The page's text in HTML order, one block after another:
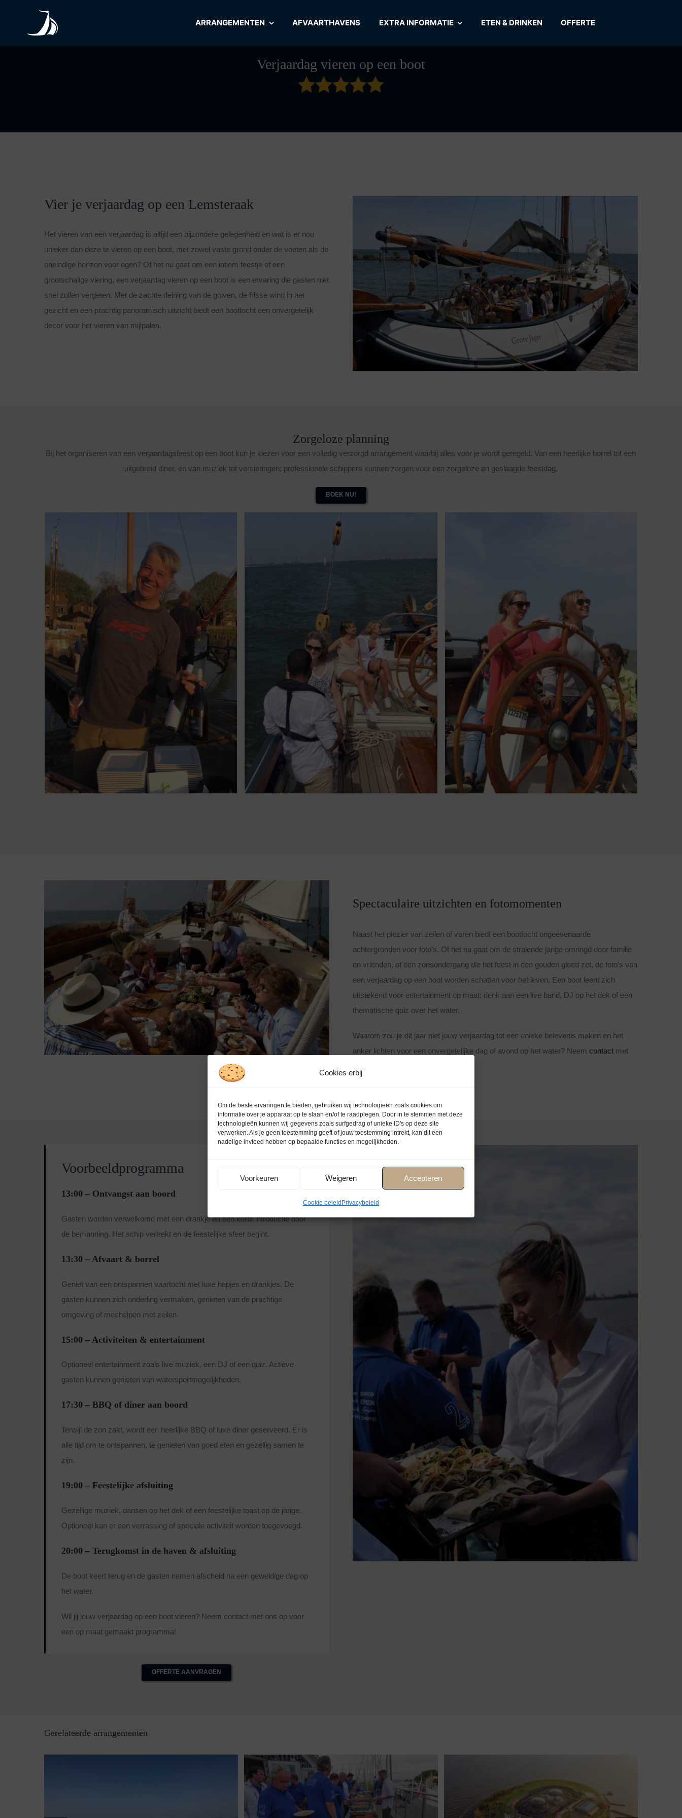
Cookies erbij
Om de beste ervaringen te bieden, gebruiken wij technologieën zoals cookies om
informatie over je apparaat op te slaan en/of te raadplegen. Door in te stemmen met deze
technologieën kunnen wij gegevens zoals surfgedrag of unieke ID's op deze site
verwerken. Als je geen toestemming geeft of jouw toestemming intrekt, kan dit een
nadelige invloed hebben op bepaalde functies en mogelijkheden.
Accepteren
Weigeren
Voorkeuren
Cookie beleid Privacybeleid
ARRANGEMENTEN AFVAARTHAVENS EXTRA INFORMATIE ETEN & DRINKEN OFFERTE
Verjaardag vieren op een boot
Vier je verjaardag op een Lemsteraak
Het vieren van een verjaardag is altijd een bijzondere gelegenheid en wat is er nou
unieker dan deze te vieren op een boot, met zowel vaste grond onder de voeten als de
oneindige horizon voor ogen? Of het nu gaat om een intiem feestje of een
grootschalige viering, een verjaardag vieren op een boot is een ervaring die gasten niet
snel zullen vergeten. Met de zachte deining van de golven, de frisse wind in het
gezicht en een prachtig panoramisch uitzicht biedt een boottocht een onvergetelijk
decor voor het vieren van mijlpalen.
Zorgeloze planning
Bij het organiseren van een verjaardagsfeest op een boot kun je kiezen voor een volledig verzorgd arrangement waarbij alles voor je wordt geregeld. Van een heerlijke borrel tot een
uitgebreid diner, en van muziek tot versieringen: professionele schippers kunnen zorgen voor een zorgeloze en geslaagde feestdag.
BOEK NU!
Spectaculaire uitzichten en fotomomenten
Naast het plezier van zeilen of varen biedt een boottocht ongeëvenaarde
achtergronden voor foto’s. Of het nu gaat om de stralende jarige omringd door familie
en vrienden, of een zonsondergang die het feest in een gouden gloed zet, de foto’s van
een verjaardag op een boot worden schatten voor het leven. Een boot leent zich
uitstekend voor entertainment op maat; denk aan een live band, DJ op het dek of een
thematische quiz over het water.
Waarom zou je dit jaar niet jouw verjaardag tot een unieke belevenis maken en het
anker lichten voor een onvergetelijke dag of avond op het water? Neem contact met
Voorbeeldprogramma
13:00 – Ontvangst aan boord
Gasten worden verwelkomd met een drankje en een korte introductie door
de bemanning. Het schip vertrekt en de feestelijke sfeer begint.
13:30 – Afvaart & borrel
Geniet van een ontspannen vaartocht met luxe hapjes en drankjes. De
gasten kunnen zich onderling vermaken, genieten van de prachtige
omgeving of meehelpen met zeilen
15:00 – Activiteiten & entertainment
Optioneel entertainment zoals live muziek, een DJ of een quiz. Actieve
gasten kunnen genieten van watersportmogelijkheden.
17:30 – BBQ of diner aan boord
Terwijl de zon zakt, wordt een heerlijke BBQ of luxe diner geserveerd. Er is
alle tijd om te ontspannen, te genieten van goed eten en gezellig samen te
zijn.
19:00 – Feestelijke afsluiting
Gezellige muziek, dansen op het dek of een feestelijke toast op de jarige.
Optioneel kan er een verrassing of speciale activiteit worden toegevoegd.
20:00 – Terugkomst in de haven & afsluiting
De boot keert terug en de gasten nemen afscheid na een geweldige dag op
het water.
Wil jij jouw verjaardag op een boot vieren? Neem contact met ons op voor
een op maat gemaakt programma!
OFFERTE AANVRAGEN
Gerelateerde arrangementen